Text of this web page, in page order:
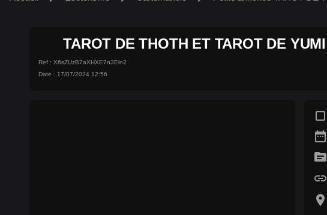
TAROT DE THOTH ET TAROT DE
Ref : X6sZUzB7aXHXE7n3Ein2
Date : 17/07/2024 12:56
crop_square
date_range
source
link
location_on